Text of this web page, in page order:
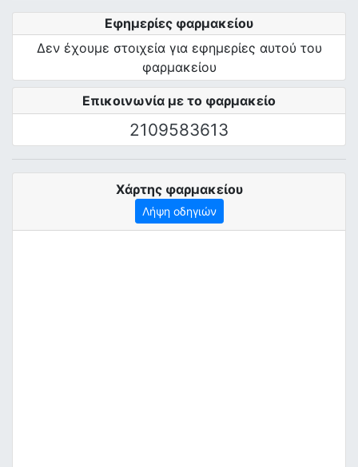
Επικοινωνία με το φαρμακείο
2109583613
Εφημερίες φαρμακείου
Δεν έχουμε στοιχεία για εφημερίες αυτού του
φαρμακείου
Χάρτης φαρμακείου
Λήψη οδηγιών